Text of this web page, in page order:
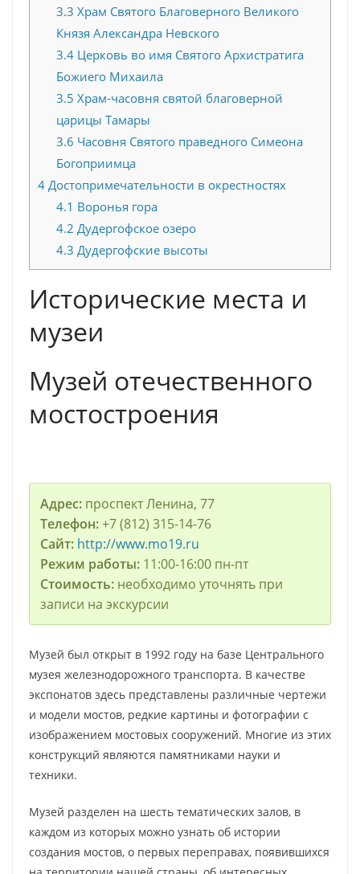
3.3 Храм Святого Благоверного Великого
Князя Александра Невского
3.4Церковь во имя Святого Архистратига
Божиего Михаила
3.5 Храм-часовня святой благоверной
царицы Тамары
3.6 Часовня Святого праведного Симеона
Богоприимца
4 Достопримечательности в окрестностях
4.1 Воронья гора
4.2 Дудергофское озеро
4.3 Дудергофские высоты
Исторические места и
музеи
Музей отечественного
мостостроения
Адрес:проспект Ленина, 77
Телефон:+7 (812) 315-14-76
Сайт: http://www.mo19.ru
Режим работы:11:00-16:00 пн-пт
Стоимость:необходимо уточнять при
записи на экскурсии
Музей был открыт в 1992 году на базе Центрального
музея железнодорожного транспорта. В качестве
экспонатов здесь представлены различные чертежи
и модели мостов, редкие картины и фотографии с
изображением мостовых сооружений. Многие из этих
конструкций являются памятниками науки и
техники.
Музей разделен на шесть тематических залов, в
каждом из которых можно узнать об истории
создания мостов, о первых переправах, появившихся